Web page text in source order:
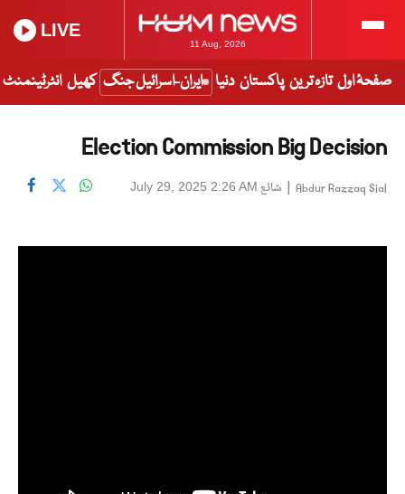
11 Aug, 2026
LIVE
صفحۂ اول تازہ ترین پاکستان دنیا ایران-اسرائیل جنگ کھیل انٹرٹینمنٹ
Election Commission Big Decision
Abdur Razzaq Sial
| شائع July 29, 2025 2:26 AM